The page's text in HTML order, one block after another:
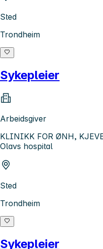
Sted
Trondheim
Sykepleier
Arbeidsgiver
KLINIKK FOR ØNH,
Olavs hospital
Sted
Trondheim
Sykepleier